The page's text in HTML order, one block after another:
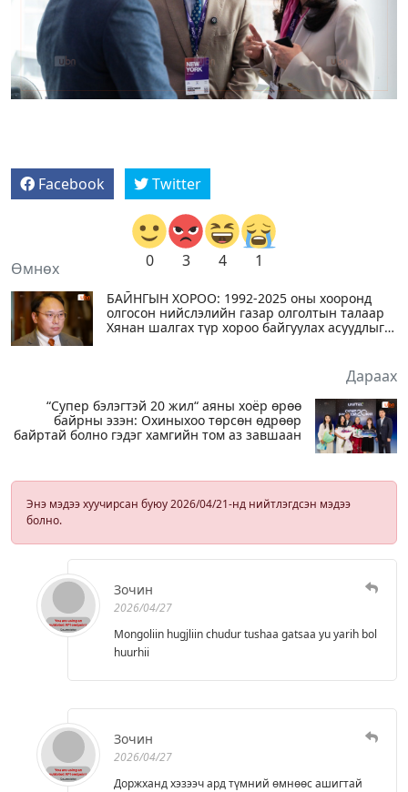
Facebook Twitter
0 3 4 1
Өмнөх
БАЙНГЫН ХОРОО: 1992-2025 оны хооронд
олгосон нийслэлийн газар олголтын талаар
Хянан шалгах түр хороо байгуулах асуудлыг
Дараах
“Супер бэлэгтэй 20 жил“ аяны хоёр өрөө
байрны эзэн: Охиныхоо төрсөн өдрөөр
байртай болно гэдэг хамгийн том аз завшаан
Энэ мэдээ хуучирсан буюу 2026/04/21-нд нийтлэгдсэн мэдээ
болно.
Зочин
2026/04/27
Mongoliin hugjliin chudur tushaa gatsaa yu yarih bol
huurhii
Зочин
2026/04/27
Доржханд хэзээч ард түмний өмнөөс ашигтай